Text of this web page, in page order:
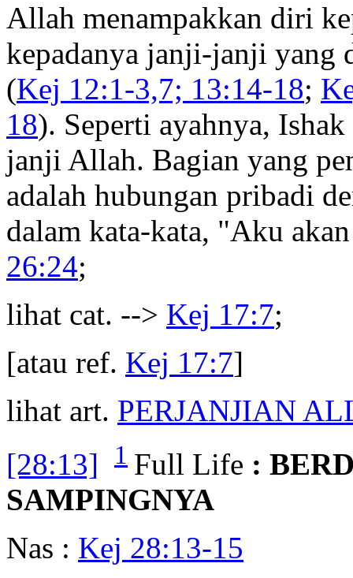
Allah menampakkan diri
kepadanya janji-janji yang
(Kej 12:1-3,7; 13:14-18;
18). Seperti ayahnya,
janji Allah. Bagian yang
adalah hubungan pribadi
dalam kata-kata, "Aku
26:24;
lihat cat. --> Kej 17:7;
[atau ref. Kej 17:7]
lihat art. PERJANJIAN
[28:13]
1 Full Life :
SAMPINGNYA
Nas : Kej 28:13-15